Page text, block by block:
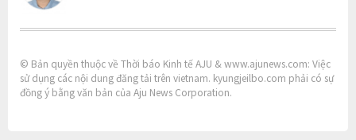
© Bản quyền thuộc về Thời báo Kinh tế AJU & www.ajunews.com: Việc
sử dụng các nội dung đăng tải trên vietnam. kyungjeilbo.com phải có sự
đồng ý bằng văn bản của Aju News Corporation.